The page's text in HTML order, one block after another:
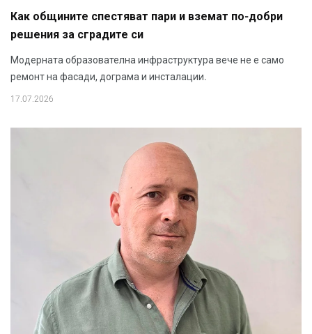
Как общините спестяват пари и вземат по-добри
решения за сградите си
Модерната образователна инфраструктура вече не е само
ремонт на фасади, дограма и инсталации.
17.07.2026